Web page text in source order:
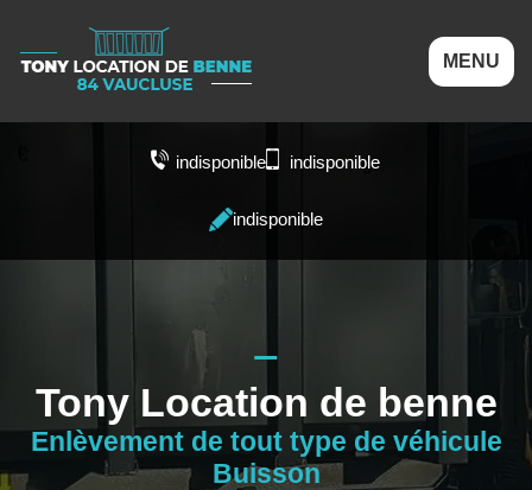
MENU
indisponible indisponible
indisponible
Tony Location de benne
Enlèvement de tout type de véhicule
Buisson